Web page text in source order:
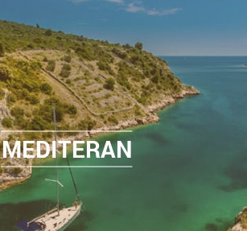
MEDITERAN